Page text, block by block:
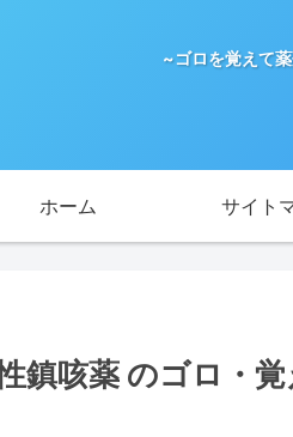
~ゴロを覚えて
ホーム サイト
鎮咳薬 のゴロ・